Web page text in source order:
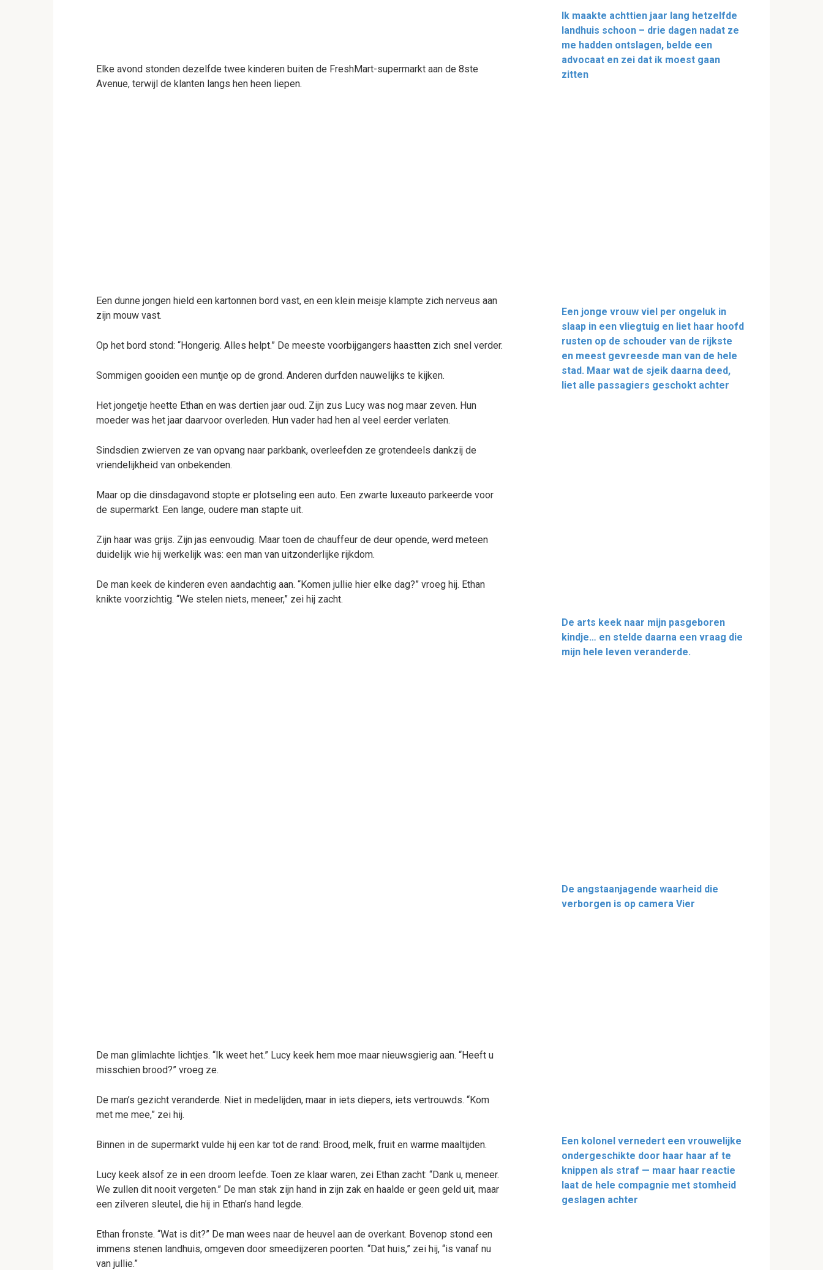
Elke avond stonden dezelfde twee kinderen buiten de FreshMart-supermarkt aan de 8ste
Avenue, terwijl de klanten langs hen heen liepen.
Een dunne jongen hield een kartonnen bord vast, en een klein meisje klampte zich nerveus aan
zijn mouw vast.
Op het bord stond: “Hongerig. Alles helpt.” De meeste voorbijgangers haastten zich snel verder.
Sommigen gooiden een muntje op de grond. Anderen durfden nauwelijks te kijken.
Het jongetje heette Ethan en was dertien jaar oud. Zijn zus Lucy was nog maar zeven. Hun
moeder was het jaar daarvoor overleden. Hun vader had hen al veel eerder verlaten.
Sindsdien zwierven ze van opvang naar parkbank, overleefden ze grotendeels dankzij de
vriendelijkheid van onbekenden.
Maar op die dinsdagavond stopte er plotseling een auto. Een zwarte luxeauto parkeerde voor
de supermarkt. Een lange, oudere man stapte uit.
Zijn haar was grijs. Zijn jas eenvoudig. Maar toen de chauffeur de deur opende, werd meteen
duidelijk wie hij werkelijk was: een man van uitzonderlijke rijkdom.
De man keek de kinderen even aandachtig aan. “Komen jullie hier elke dag?” vroeg hij. Ethan
knikte voorzichtig. “We stelen niets, meneer,” zei hij zacht.
De man glimlachte lichtjes. “Ik weet het.” Lucy keek hem moe maar nieuwsgierig aan. “Heeft u
misschien brood?” vroeg ze.
De man’s gezicht veranderde. Niet in medelijden, maar in iets diepers, iets vertrouwds. “Kom
met me mee,” zei hij.
Binnen in de supermarkt vulde hij een kar tot de rand: Brood, melk, fruit en warme maaltijden.
Lucy keek alsof ze in een droom leefde. Toen ze klaar waren, zei Ethan zacht: “Dank u, meneer.
We zullen dit nooit vergeten.” De man stak zijn hand in zijn zak en haalde er geen geld uit, maar
een zilveren sleutel, die hij in Ethan’s hand legde.
Ethan fronste. “Wat is dit?” De man wees naar de heuvel aan de overkant. Bovenop stond een
immens stenen landhuis, omgeven door smeedijzeren poorten. “Dat huis,” zei hij, “is vanaf nu
van jullie.”
Ik maakte achttien jaar lang hetzelfde
landhuis schoon – drie dagen nadat ze
me hadden ontslagen, belde een
advocaat en zei dat ik moest gaan
zitten
Een jonge vrouw viel per ongeluk in
slaap in een vliegtuig en liet haar hoofd
rusten op de schouder van de rijkste
en meest gevreesde man van de hele
stad. Maar wat de sjeik daarna deed,
liet alle passagiers geschokt achter
De arts keek naar mijn pasgeboren
kindje… en stelde daarna een vraag die
mijn hele leven veranderde.
De angstaanjagende waarheid die
verborgen is op camera Vier
Een kolonel vernedert een vrouwelijke
ondergeschikte door haar haar af te
knippen als straf — maar haar reactie
laat de hele compagnie met stomheid
geslagen achter